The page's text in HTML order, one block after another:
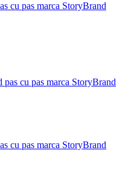
cu pas marca StoryBrand
cu pas marca StoryBrand